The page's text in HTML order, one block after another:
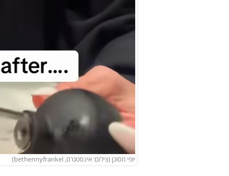
יופי מסוכן (צילום: אינסטגרם, bethennyfrankel)